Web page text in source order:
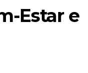
Estar e